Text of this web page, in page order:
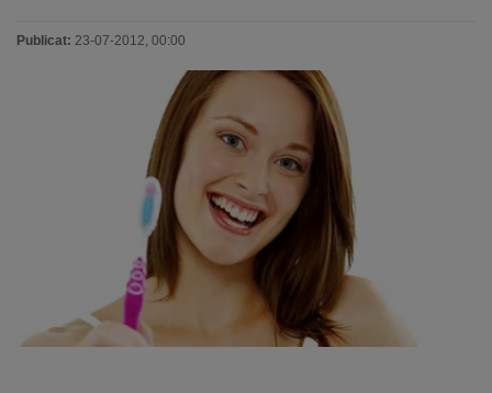
Publicat: 23-07-2012, 00:00